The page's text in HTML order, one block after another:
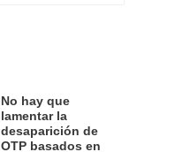
No hay que
lamentar la
desaparición de
OTP basados en